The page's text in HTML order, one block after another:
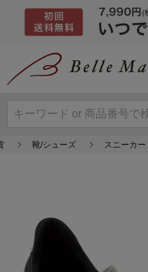
靴/シューズ スニーカー